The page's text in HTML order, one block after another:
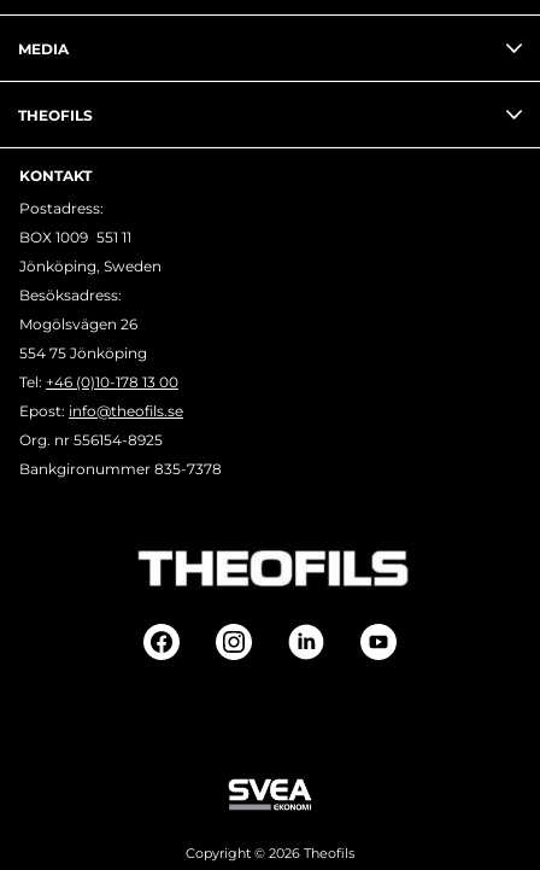
MEDIA
THEOFILS
KONTAKT
Postadress:
BOX 1009 551 11
Jönköping, Sweden
Besöksadress:
Mogölsvägen 26
554 75 Jönköping
Tel: +46 (0)10-178 13 00
Epost: info@theofils.se
Org. nr 556154-8925
Bankgironummer 835-7378
Copyright © 2026 Theofils